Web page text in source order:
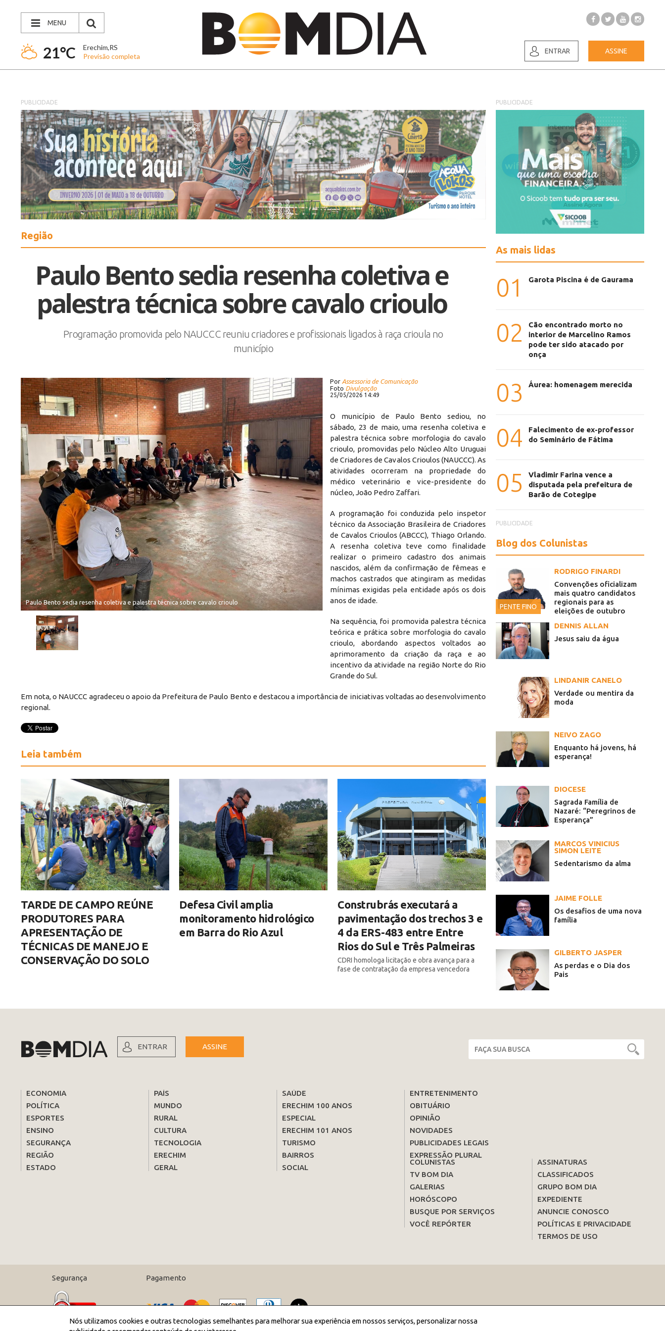
MENU
21°C
Erechim,RS
Previsão completa
ENTRAR ASSINE
PUBLICIDADE
Região
Paulo Bento sedia resenha coletiva e
palestra técnica sobre cavalo crioulo
Programação promovida pelo NAUCCC reuniu criadores e profissionais ligados à raça crioula no
município
Paulo Bento sedia resenha coletiva e palestra técnica sobre cavalo crioulo
Por Assessoria de Comunicação
Foto Divulgação
25/05/2026 14:49
O município de Paulo Bento sediou, no
sábado, 23 de maio, uma resenha coletiva e
palestra técnica sobre morfologia do cavalo
crioulo, promovidas pelo Núcleo Alto Uruguai
de Criadores de Cavalos Crioulos (NAUCCC). As
atividades ocorreram na propriedade do
médico veterinário e vice-presidente do
núcleo, João Pedro Zaffari.
A programação foi conduzida pelo inspetor
técnico da Associação Brasileira de Criadores
de Cavalos Crioulos (ABCCC), Thiago Orlando.
A resenha coletiva teve como finalidade
realizar o primeiro cadastro dos animais
nascidos, além da confirmação de fêmeas e
machos castrados que atingiram as medidas
mínimas exigidas pela entidade após os dois
anos de idade.
Na sequência, foi promovida palestra técnica
teórica e prática sobre morfologia do cavalo
crioulo, abordando aspectos voltados ao
aprimoramento da criação da raça e ao
incentivo da atividade na região Norte do Rio
Grande do Sul.
Em nota, o NAUCCC agradeceu o apoio da Prefeitura de Paulo Bento e destacou a importância de iniciativas voltadas ao desenvolvimento
regional.
Leia também
TARDE DE CAMPO REÚNE
PRODUTORES PARA
APRESENTAÇÃO DE
TÉCNICAS DE MANEJO E
CONSERVAÇÃO DO SOLO
Defesa Civil amplia
monitoramento hidrológico
em Barra do Rio Azul
Construbrás executará a
pavimentação dos trechos 3 e
4 da ERS-483 entre Entre
Rios do Sul e Três Palmeiras
CDRI homologa licitação e obra avança para a
fase de contratação da empresa vencedora
PUBLICIDADE
As mais lidas
01 Garota Piscina é de Gaurama
02
Cão encontrado morto no
interior de Marcelino Ramos
pode ter sido atacado por
onça
03 Áurea: homenagem merecida
04
Falecimento de ex-professor
do Seminário de Fátima
05
Vladimir Farina vence a
disputada pela prefeitura de
Barão de Cotegipe
PUBLICIDADE
Blog dos Colunistas
PENTE FINO
RODRIGO FINARDI
Convenções oficializam
mais quatro candidatos
regionais para as
eleições de outubro
DENNIS ALLAN
Jesus saiu da água
LINDANIR CANELO
Verdade ou mentira da
moda
NEIVO ZAGO
Enquanto há jovens, há
esperança!
DIOCESE
Sagrada Família de
Nazaré: “Peregrinos de
Esperança”
MARCOS VINICIUS
SIMON LEITE
Sedentarismo da alma
JAIME FOLLE
Os desafios de uma nova
família
GILBERTO JASPER
As perdas e o Dia dos
Pais
ENTRAR ASSINE
ECONOMIA
POLÍTICA
ESPORTES
ENSINO
SEGURANÇA
REGIÃO
ESTADO
PAÍS
MUNDO
RURAL
CULTURA
TECNOLOGIA
ERECHIM
GERAL
SAÚDE
ERECHIM 100 ANOS
ESPECIAL
ERECHIM 101 ANOS
TURISMO
BAIRROS
SOCIAL
ENTRETENIMENTO
OBITUÁRIO
OPINIÃO
NOVIDADES
PUBLICIDADES LEGAIS
EXPRESSÃO PLURAL
COLUNISTAS
TV BOM DIA
GALERIAS
HORÓSCOPO
BUSQUE POR SERVIÇOS
VOCÊ REPÓRTER
ASSINATURAS
CLASSIFICADOS
GRUPO BOM DIA
EXPEDIENTE
ANUNCIE CONOSCO
POLÍTICAS E PRIVACIDADE
TERMOS DE USO
Segurança Pagamento
Nós utilizamos cookies e outras tecnologias semelhantes para melhorar sua experiência em nossos serviços, personalizar nossa